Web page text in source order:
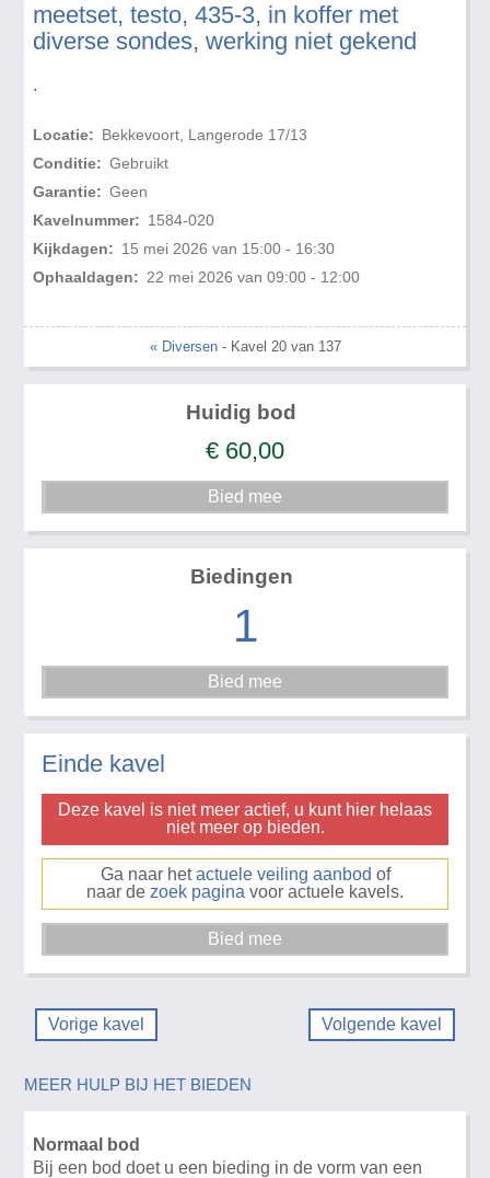
meetset, testo, 435-3, in koffer met
diverse sondes, werking niet gekend
.
Locatie: Bekkevoort, Langerode 17/13
Conditie: Gebruikt
Garantie: Geen
Kavelnummer: 1584-020
Kijkdagen: 15 mei 2026 van 15:00 - 16:30
Ophaaldagen: 22 mei 2026 van 09:00 - 12:00
« Diversen- Kavel 20 van 137
Huidig bod
€ 60,00
Biedingen
1
Einde kavel
Deze kavel is niet meer actief, u kunt hier helaas
niet meer op bieden.
Ga naar hetactuele veiling aanbod of
naar de zoek pagina voor actuele kavels.
Vorige kavel Volgende kavel
MEER HULP BIJ HET BIEDEN
Normaal bod
Bij een bod doet u een bieding in de vorm van een